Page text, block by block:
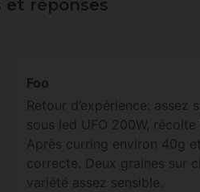
et réponses
Foo
Retour d’expérience:
sous led UFO 200W,
Après curring environ 40g
correcte. Deux graines sur
variété assez sensible.